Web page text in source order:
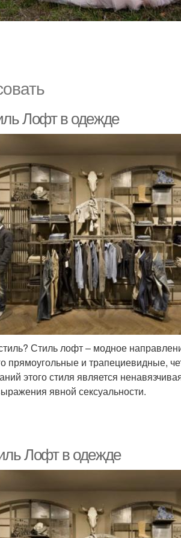
Лофт в одежде
Стиль лофт – модное
прямоугольные и трапециевидные,
этого стиля является
явной сексуальности.
Лофт в одежде